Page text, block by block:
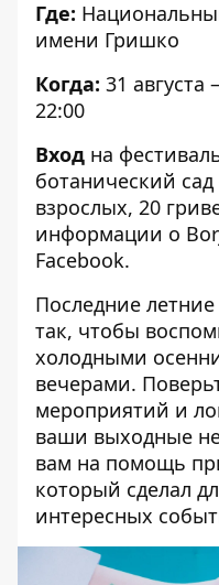
Где:
имени Гришко
Когда: 31 августа
22:00
Вход на
ботанический
взрослых, 20
информации о
Facebook.
Последние
так, чтобы
холодными
вечерами.
мероприятий и
ваши выходные
вам на помощь
который сделал
интересных